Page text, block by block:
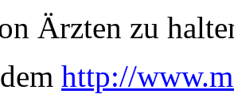
Ärzten zu
http://